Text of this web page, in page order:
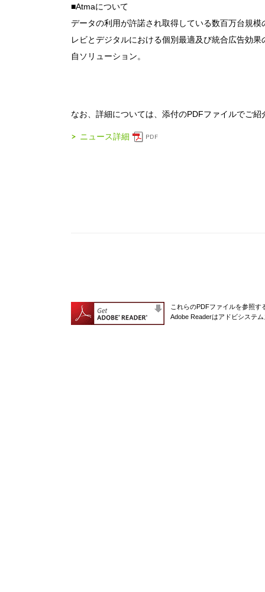
■Atmaについて
データの利用が許諾され取得している数百万台規
レビとデジタルにおける個別最適及び統合広告効
自ソリューション。
なお、詳細については、添付のPDFファイルでご紹
ニュース詳細
これらのPDFファイルを参照す
Adobe Readerはアドビシステ